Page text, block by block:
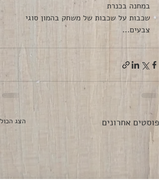
במחנה בכנרת
שכבות על שכבות של משחק בהמון סוגי
צבעים...
פוסטים אחרונים הצג הכול